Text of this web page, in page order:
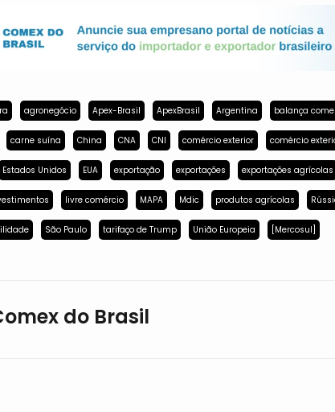
agronegócio Apex-Brasil ApexBrasil Argentina balança
carne suína China CNA CNI comércio exterior comércio
Estados Unidos EUA exportação exportações exportações agrícolas
livre comércio MAPA Mdic produtos agrícolas
São Paulo tarifaço de Trump União Europeia [Mercosul]
do Brasil